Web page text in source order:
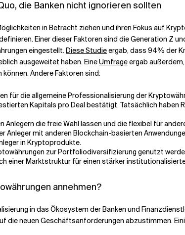
die Banken nicht ignorieren sollten
in Betracht ziehen und ihren Fokus auf
Einer dieser Faktoren sind die Generation Z
eingestellt.Diese Studieergab, dass 94% der
ausgeweitet haben. EineUmfrageergab
Andere Faktoren sind:
für die allgemeine Professionalisierung der
Kapitals pro Deal bestätigt. Tatsächlich haben
Anlegern die freie Wahl lassen und die flexibel für
Anleger mit anderen Blockchain-basierten
in Kryptoprodukte.
zur Portfoliodiversifizierung genutzt
einer Marktstruktur für einen stärker
annehmen?
in das Ökosystem der Banken und
die neuen Geschäftsanforderungen abzustimmen.